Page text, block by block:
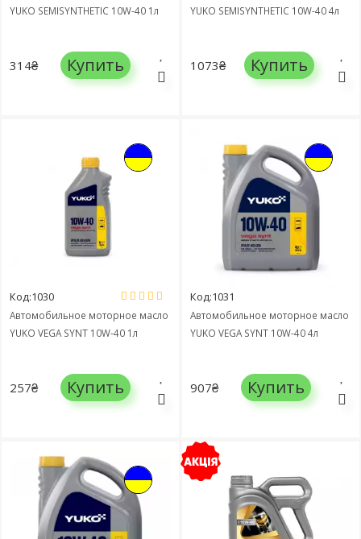
YUKO SEMISYNTHETIC 10W-40 1л
314₴ Купить
YUKO SEMISYNTHETIC 10W-40 4л
1073₴ Купить
Код:1030
Автомобильное моторное масло
YUKO VEGA SYNT 10W-40 1л
257₴ Купить
Код:1031
Автомобильное моторное масло
YUKO VEGA SYNT 10W-40 4л
907₴ Купить